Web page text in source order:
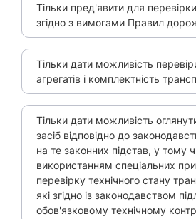
Тільки пред'явити для
згідно з вимогами Правил
Тільки дати можливість
агрегатів і комплектність
Тільки дати можливість
засіб відповідно до
на те законних підстав, у тому
використанням спеціальних
перевірку технічного стану
які згідно із законодавством
обов'язковому технічному